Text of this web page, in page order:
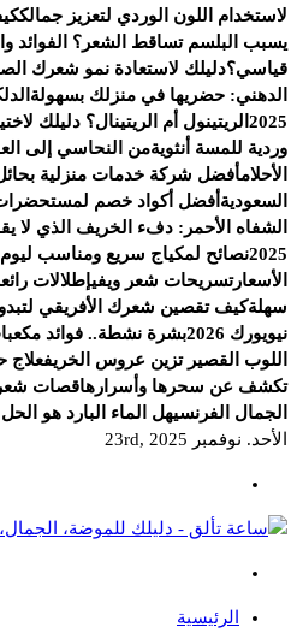
لاستخدام اللون الوردي لتعزيز جمالك
يسبب البلسم تساقط الشعر؟ الفوائد
قياسي؟دليلك لاستعادة نمو شعرك
الدهني: حضريها في منزلك بسهولة
2025 الريتينول أم الريتينال؟ دليلك
وردية للمسة أنثويةمن النحاسي إلى
الأحلامأفضل شركة خدمات منزلية
السعودية أفضل أكواد خصم لمستحضرات
الشفاه الأحمر: دفء الخريف الذي لا
2025نصائح لمكياج سريع ومناسب
الأسعارتسريحات شعر ويفيإطلالات
سهلةكيف تقصين شعرك الأفريقي
نيويورك 2026
بشرة نشطة.. فوائد
اللوب القصير تزين عروس الخريفعلاج
تكشف عن سحرها وأسرارهاقصات شعر
الجمال الفرنسيهل الماء البارد هو
الأحد. نوفمبر 23rd, 2025
دليلك للموضة، الجمال، والعناية
الرئيسية